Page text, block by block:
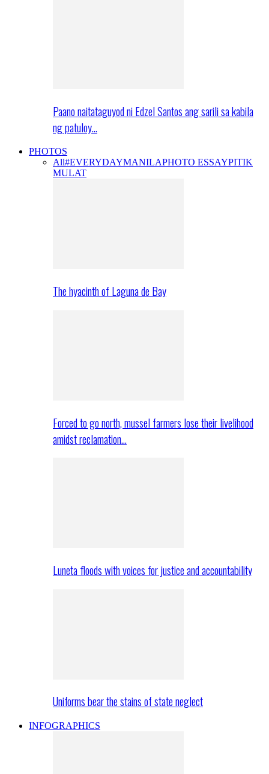
Paano naitataguyod ni Edzel Santos ang sarili sa kabila
ng patuloy…
PHOTOS
All#EVERYDAYMANILAPHOTO ESSAYPITIK
MULAT
The hyacinth of Laguna de Bay
Forced to go north, mussel farmers lose their livelihood
amidst reclamation…
Luneta floods with voices for justice and accountability
Uniforms bear the stains of state neglect
INFOGRAPHICS